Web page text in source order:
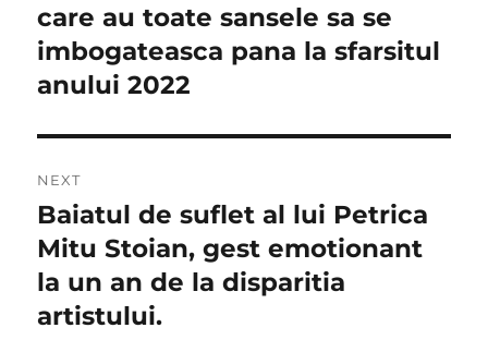
articole
post:
care au toate sansele sa se
imbogateasca pana la sfarsitul
anului 2022
NEXT
Next
post:
Baiatul de suflet al lui Petrica
Mitu Stoian, gest emotionant
la un an de la disparitia
artistului.